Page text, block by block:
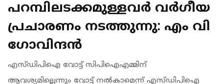
പറമ്പിലടക്കമുള്ളവര്‍ വര്‍ഗീയ
പ്രചാരണം നടത്തുന്നു: എം വി
ഗോവിന്ദന്‍
എസ്ഡിപിഐ വോട്ട് സിപിഐഎമ്മിന്
ആവശ്യമില്ലെന്നും വോട്ട് നല്‍കാമെന്ന് എസ്ഡിപിഐ